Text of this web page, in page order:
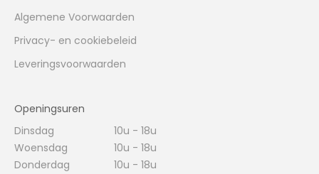
Algemene Voorwaarden
Privacy- en cookiebeleid
Leveringsvoorwaarden
Openingsuren
Dinsdag
10u - 18u
Woensdag
10u - 18u
Donderdag
10u - 18u